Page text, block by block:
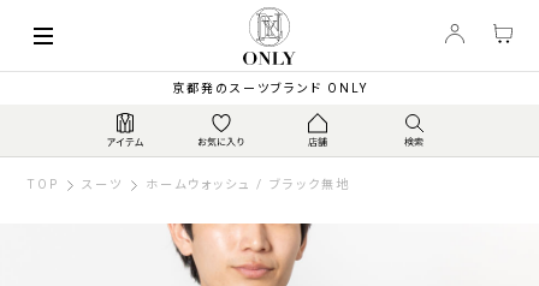
京都発のスーツブランド ONLY
TOP スーツ ホームウォッシュ / ブラック無地